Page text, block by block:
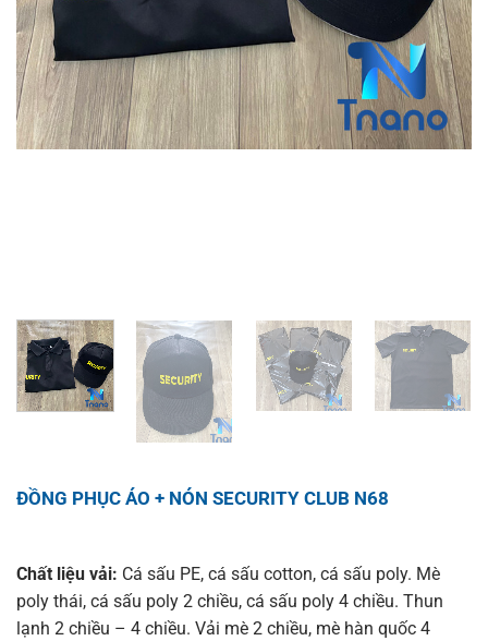
ĐỒNG PHỤC ÁO + NÓN SECURITY CLUB N68
Chất liệu vải: Cá sấu PE, cá sấu cotton, cá sấu poly. Mè
poly thái, cá sấu poly 2 chiều, cá sấu poly 4 chiều. Thun
lạnh 2 chiều – 4 chiều. Vải mè 2 chiều, mè hàn quốc 4